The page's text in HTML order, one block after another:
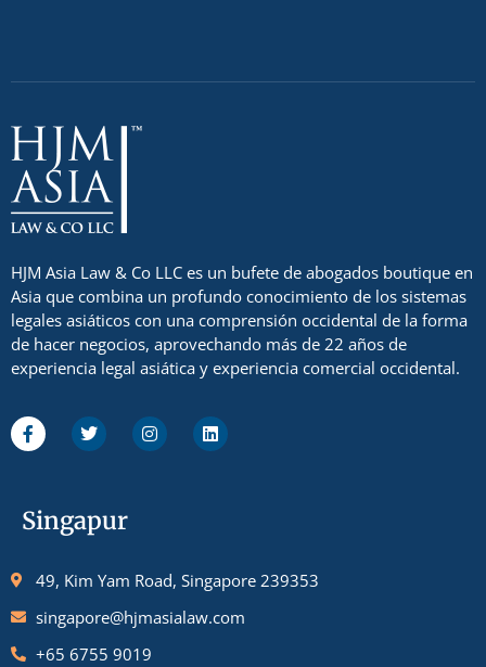
HJM Asia Law & Co LLC es un bufete de abogados boutique en
Asia que combina un profundo conocimiento de los sistemas
legales asiáticos con una comprensión occidental de la forma
de hacer negocios, aprovechando más de 22 años de
experiencia legal asiática y experiencia comercial occidental.
Singapur
49, Kim Yam Road, Singapore 239353
singapore@hjmasialaw.com
+65 6755 9019